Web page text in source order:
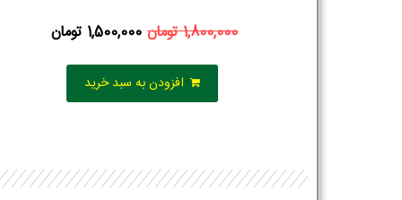
1,800,000تومان 1,500,000 تومان
افزودن به سبد خرید